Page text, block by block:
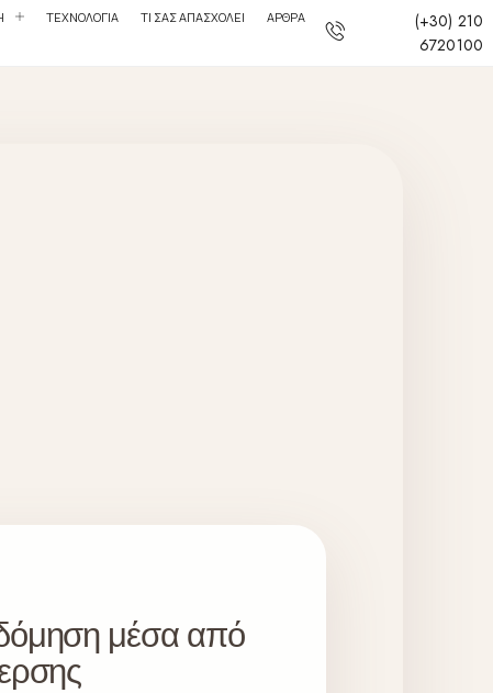
ΤΕΧΝΟΛΟΓΙΑ ΤΙ ΣΑΣ ΑΠΑΣΧΟΛΕΙ
ΑΡΘΡΑ
(+30) 210
6720100
μέσα από